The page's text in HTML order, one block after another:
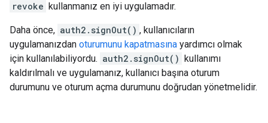
revoke kullanmanız en iyi uygulamadır.
Daha önce, auth2.signOut() , kullanıcıların
uygulamanızdan oturumunu kapatmasına yardımcı olmak
için kullanılabiliyordu. auth2.signOut() kullanımı
kaldırılmalı ve uygulamanız, kullanıcı başına oturum
durumunu ve oturum açma durumunu doğrudan yönetmelidir.